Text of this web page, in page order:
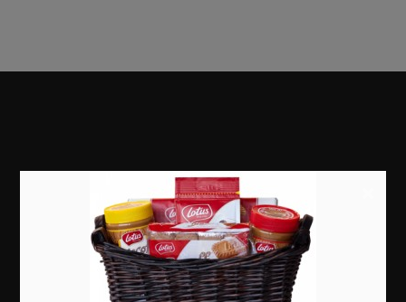
Erfolgsgeschichten